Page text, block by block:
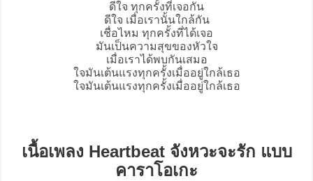
ดีใจ ทุกครั้งที่เจอกัน
ดีใจ เมื่อเรานั้นใกล้กัน
เชื่อไหม ทุกครั้งที่ได้เจอ
มันเป็นความสุขของหัวใจ
เมื่อเราได้พบกันเสมอ
ใจมันเต้นแรงทุกครั้งเมื่ออยู่ใกล้เธอ
ใจมันเต้นแรงทุกครั้งเมื่ออยู่ใกล้เธอ
เนื้อเพลง Heartbeat จังหวะจะรัก แบบ
คาราโอเกะ